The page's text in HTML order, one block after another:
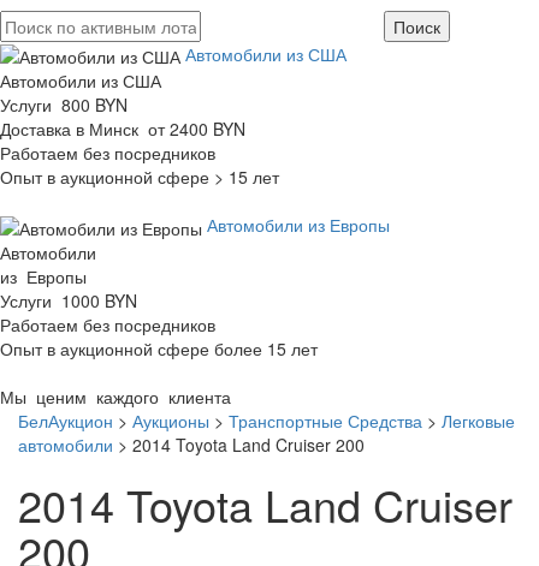
Автомобили из США
Автомобили из США
Услуги 800 BYN
Доставка в Минск от 2400 BYN
Работаем без посредников
Опыт в аукционной сфере > 15 лет
Автомобили из Европы
Автомобили
из Европы
Услуги 1000 BYN
Работаем без посредников
Опыт в аукционной сфере более 15 лет
Мы ценим каждого клиента
БелАукцион > Аукционы > Транспортные Средства > Легковые
автомобили > 2014 Toyota Land Cruiser 200
2014 Toyota Land Cruiser
200